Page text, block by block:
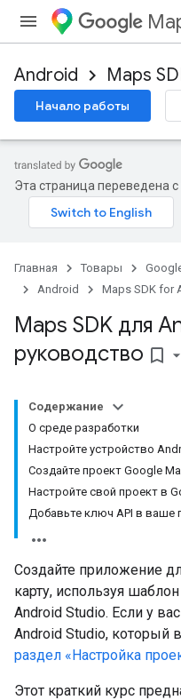
Android Maps
Начало работы
Эта страница переведена
Главная Товары
Android
Maps SDK for
Maps SDK для
руководство bookmark_border
Содержание
О среде разработки
Настройте устройство
Создайте проект Google
Настройте свой проект в
Добавьте ключ API в ваше
Создайте приложение
карту, используя
Android Studio. Если у
Android Studio, который
раздел «Настройка
Этот краткий курс